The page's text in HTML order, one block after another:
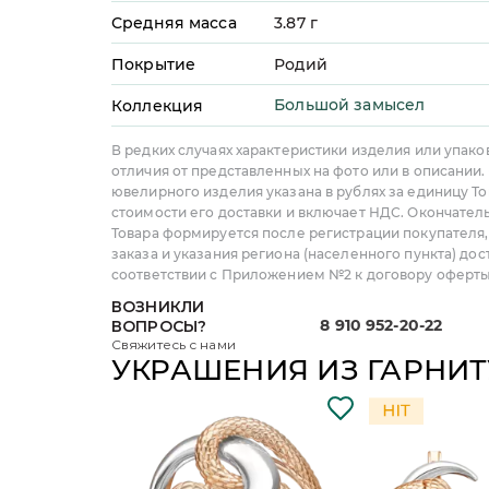
Средняя масса 3.87г
Покрытие Родий
Коллекция Большой замысел
В редких случаях характеристики изделия или
отличия от представленных на фото или в
ювелирного изделия указана в рублях за единицу
стоимости его доставки и включает НДС.
Товара формируется после регистрации
заказа и указания региона (населенного пункта)
соответствии с Приложением №2 к договору
ВОЗНИКЛИ
ВОПРОСЫ?
Свяжитесь с нами
8 910 952-20-22
УКРАШЕНИЯ ИЗ